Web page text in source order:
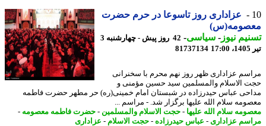
عزاداری روز تاسوعا در حرم حضرت
نیوز-سیاسی-
42 روز پیش - چهارشنبه 3
81737134
عزاداری ظهر روز نهم محرم با سخنرانی
الاسلام والمسلمین سید حسین مؤمنی و
عباس حیدرزاده در شبستان امام خمینی(ره) حر مطهر حضرت فاطمه
سلام الله علیها برگزار شد. - مراسم ...
سلام الله علیها-حجت الاسلام والمسلمین-حضرت فاطمه معصومه-
عزاداری- عباس حیدرزاده - حجت الاسلام-عزاداری